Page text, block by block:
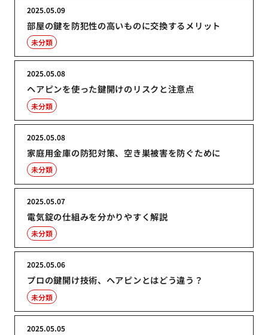
部屋の鍵を防犯性の高いものに交換するメリット
2025.05.09
未分類
ヘアピンを使った鍵開けのリスクと注意点
2025.05.08
未分類
家庭用金庫の防犯対策、空き巣被害を防ぐために
2025.05.08
未分類
電気錠の仕組みを分かりやすく解説
2025.05.07
未分類
プロの鍵開け技術、ヘアピンとはどう違う？
2025.05.06
未分類
2025.05.05